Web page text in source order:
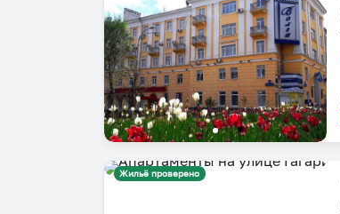
Жильё проверено